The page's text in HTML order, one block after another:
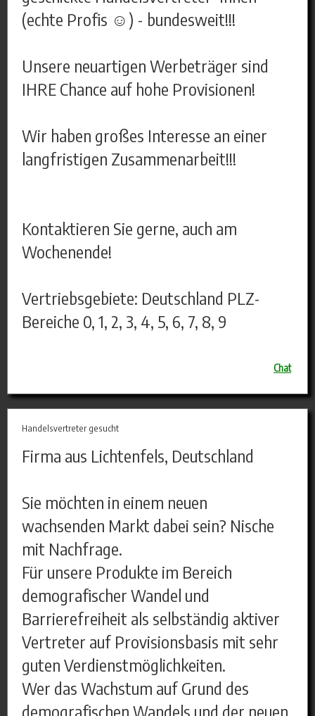
(echte Profis ☺) - bundesweit!!!
Unsere neuartigen Werbeträger sind
IHRE Chance auf hohe Provisionen!
Wir haben großes Interesse an einer
langfristigen Zusammenarbeit!!!
Kontaktieren Sie gerne, auch am
Wochenende!
Vertriebsgebiete: Deutschland PLZ-
Bereiche 0, 1, 2, 3, 4, 5, 6, 7, 8, 9
Chat
Handelsvertreter gesucht
Firma aus Lichtenfels, Deutschland
Sie möchten in einem neuen
wachsenden Markt dabei sein? Nische
mit Nachfrage.
Für unsere Produkte im Bereich
demografischer Wandel und
Barrierefreiheit als selbständig aktiver
Vertreter auf Provisionsbasis mit sehr
guten Verdienstmöglichkeiten.
Wer das Wachstum auf Grund des
demografischen Wandels und der neuen